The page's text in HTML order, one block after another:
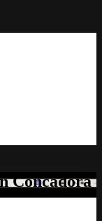
Concadora